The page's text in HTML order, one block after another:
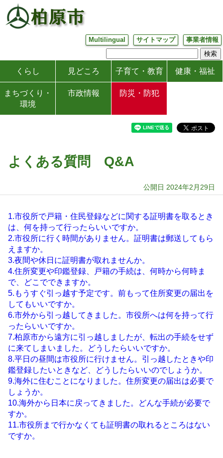
Multilingual サイトマップ 事業者情報
くらし 見どころ 子育て・教育 健康・福祉
まちづくり・
環境
市政情報 防災・防犯
よくある質問 Q&A
公開日 2024年2月29日
1.市役所で戸籍・住民登録などに関する証明書を取るとき
は、何を持って行ったらいいですか。
2.市役所に行く時間がありません。証明書は郵送してもら
えますか。
3.夜間や休日に証明書が取れませんか。
4.住所変更や印鑑登録、戸籍の手続は、何時から何時ま
で、どこでできますか。
5.もうすぐ引っ越す予定です。前もって住所変更の届出を
してもいいですか。
6.市外から引っ越してきました。市役所へは何を持って行
ったらいいですか。
7.柏原市から遠方に引っ越しましたが、転出の手続をせず
に来てしまいました。どうしたらいいですか。
8.平日の昼間は市役所に行けません。引っ越したときや印
鑑登録したいときなど、どうしたらいいのでしょうか。
9.海外に住むことになりました。住所変更の届出は必要で
しょうか。
10.海外から日本に戻ってきました。どんな手続が必要で
すか。
11.市役所まで行かなくても証明書の取れるところはない
ですか。